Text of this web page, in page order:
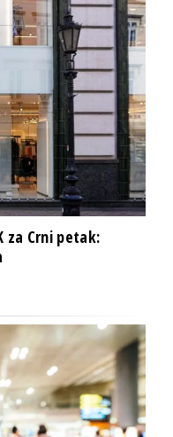
za Crni petak: